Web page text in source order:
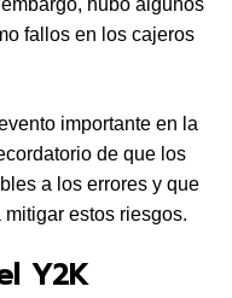
hubo algunos
fallos en los cajeros
importante en la
de que los
a los errores y que
estos riesgos.
Y2K